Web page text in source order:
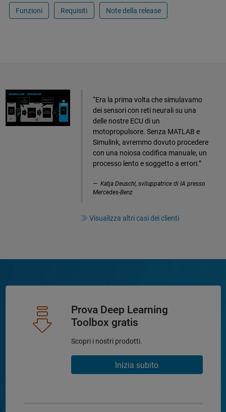
Funzioni Requisiti Note della release
​“Era la prima volta che simulavamo
dei sensori con reti neurali su una
delle nostre ECU di un
motopropulsore. Senza MATLAB e
Simulink, avremmo dovuto procedere
con una noiosa codifica manuale, un
processo lento e soggetto a errori.”
Katja Deuschl, sviluppatrice di IA presso
Mercedes-Benz
Visualizza altri casi dei clienti
Prova Deep Learning
Toolbox gratis
Scopri i nostri prodotti.
Inizia subito